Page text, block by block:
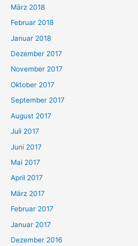
März 2018
Februar 2018
Januar 2018
Dezember 2017
November 2017
Oktober 2017
September 2017
August 2017
Juli 2017
Juni 2017
Mai 2017
April 2017
März 2017
Februar 2017
Januar 2017
Dezember 2016